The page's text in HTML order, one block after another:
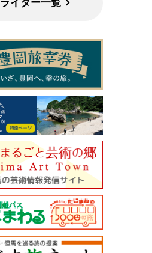
ライター一覧